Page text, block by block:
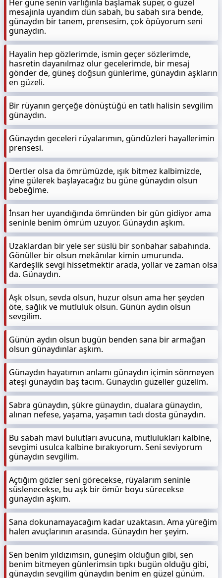
Her güne senin varlığınla başlamak süper, o güzel
mesajınla uyandım dün sabah, bu sabah sıra bende,
günaydın bir tanem, prensesim, çok öpüyorum seni
günaydın.
Hayalin hep gözlerimde, ismin geçer sözlerimde,
hasretin dayanılmaz olur gecelerimde, bir mesaj
gönder de, güneş doğsun günlerime, günaydın aşkların
en güzeli.
Bir rüyanın gerçeğe dönüştüğü en tatlı halisin sevgilim
günaydın.
Günaydın geceleri rüyalarımın, gündüzleri hayallerimin
prensesi.
Dertler olsa da ömrümüzde, ışık bitmez kalbimizde,
yine gülerek başlayacağız bu güne günaydın olsun
bebeğime.
İnsan her uyandığında ömründen bir gün gidiyor ama
seninle benim ömrüm uzuyor. Günaydın aşkım.
Uzaklardan bir yele ser süslü bir sonbahar sabahında.
Gönüller bir olsun mekânılar kimin umurunda.
Kardeşlik sevgi hissetmektir arada, yollar ve zaman olsa
da. Günaydın.
Aşk olsun, sevda olsun, huzur olsun ama her şeyden
öte, sağlık ve mutluluk olsun. Günün aydın olsun
sevgilim.
Günün aydın olsun bugün benden sana bir armağan
olsun günaydınlar aşkım.
Günaydın hayatımın anlamı günaydın içimin sönmeyen
ateşi günaydın baş tacım. Günaydın güzeller güzelim.
Sabra günaydın, şükre günaydın, dualara günaydın,
alınan nefese, yaşama, yaşamın tadı dosta günaydın.
Bu sabah mavi bulutları avucuna, mutlulukları kalbine,
sevgimi usulca kalbine bırakıyorum. Seni seviyorum
günaydın sevgilim.
Açtığım gözler seni görecekse, rüyalarım seninle
süslenecekse, bu aşk bir ömür boyu sürecekse
günaydın aşkım.
Sana dokunamayacağım kadar uzaktasın. Ama yüreğim
halen avuçlarının arasında. Günaydın her şeyim.
Sen benim yıldızımsın, güneşim olduğun gibi, sen
benim bitmeyen günlerimsin tıpkı bugün olduğu gibi,
günaydın sevgilim günaydın benim en güzel günüm.